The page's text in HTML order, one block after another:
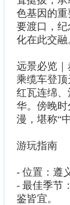
色基因的
要渡口，
化在此交融
远景必览
乘缆车登
红瓦连绵
华。傍晚
漫，堪称“
游玩指南
- 位置：遵
- 最佳季节
鉴皆宜。